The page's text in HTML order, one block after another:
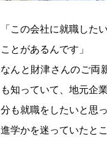
「この会社に就職した
ことがあるんです」
なんと財津さんのご両
も知っていて、地元企
分も就職をしたいと思
進学かを迷っていたと